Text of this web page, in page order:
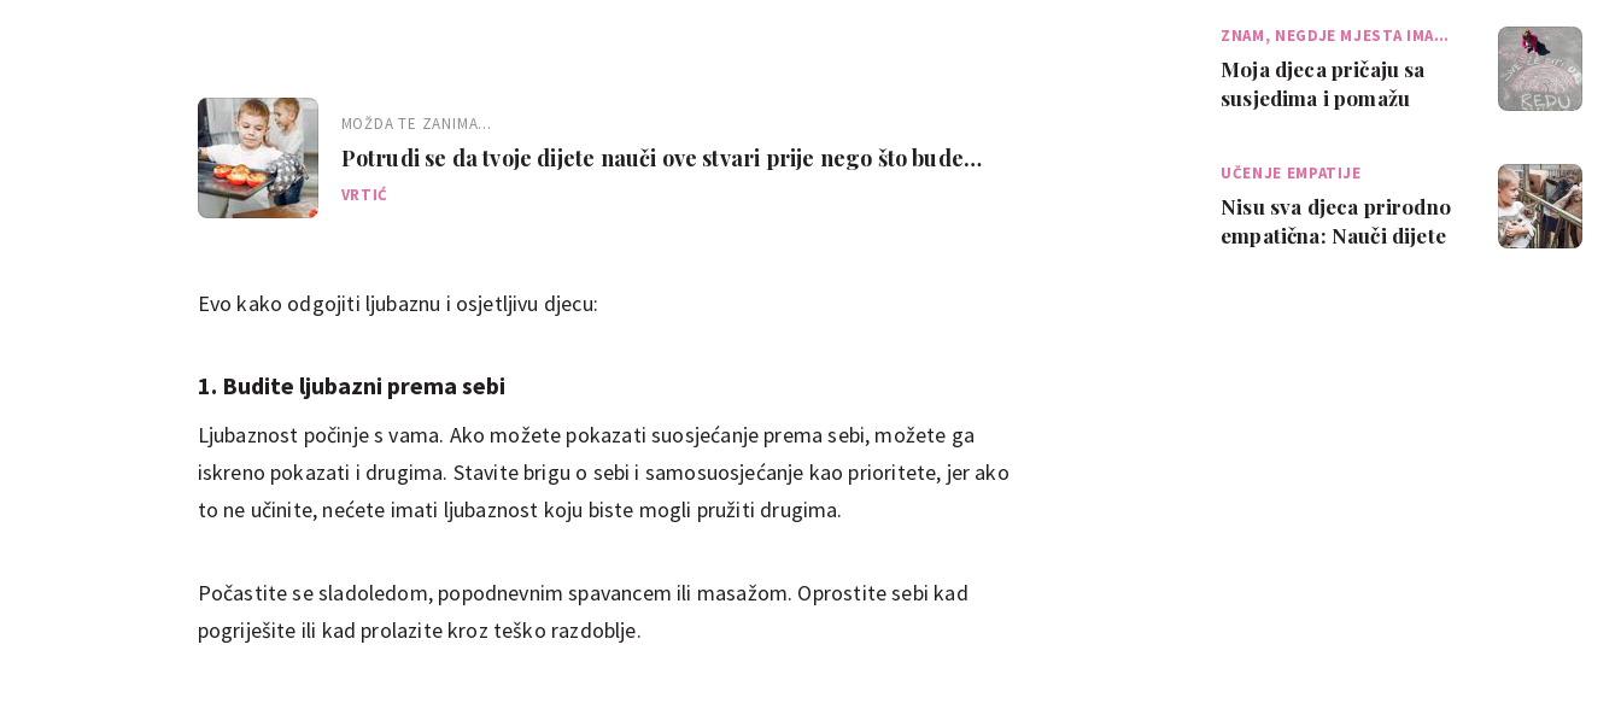
MOŽDA TE ZANIMA...
Potrudi se da tvoje dijete nauči ove stvari prije nego što bude
prekasno
VRTIĆ
Evo kako odgojiti ljubaznu i osjetljivu djecu:
1. Budite ljubazni prema sebi
Ljubaznost počinje s vama. Ako možete pokazati suosjećanje prema sebi, možete ga
iskreno pokazati i drugima. Stavite brigu o sebi i samosuosjećanje kao prioritete, jer ako
to ne učinite, nećete imati ljubaznost koju biste mogli pružiti drugima.
Počastite se sladoledom, popodnevnim spavancem ili masažom. Oprostite sebi kad
pogriješite ili kad prolazite kroz teško razdoblje.
ZNAM, NEGDJE MJESTA IMA…
Moja djeca pričaju sa
susjedima i pomažu
UČENJE EMPATIJE
Nisu sva djeca prirodno
empatična: Nauči dijete